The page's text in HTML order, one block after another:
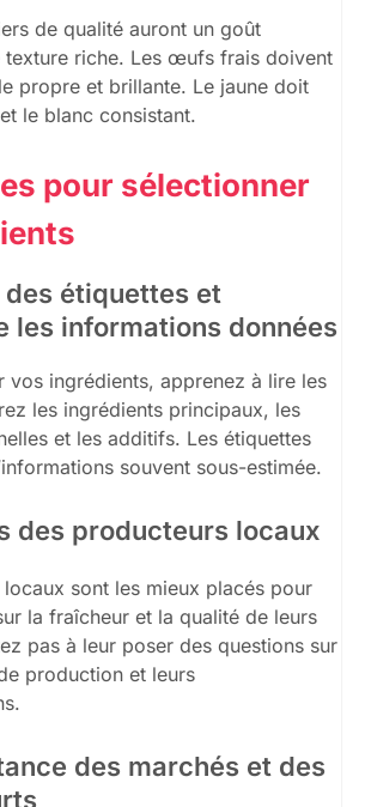
de qualité auront un goût
texture riche. Les œufs frais doivent
propre et brillante. Le jaune doit
le blanc consistant.
pour sélectionner
des étiquettes et
les informations données
vos ingrédients, apprenez à lire les
les ingrédients principaux, les
et les additifs. Les étiquettes
souvent sous-estimée.
des producteurs locaux
sont les mieux placés pour
la fraîcheur et la qualité de leurs
pas à leur poser des questions sur
production et leurs
des marchés et des